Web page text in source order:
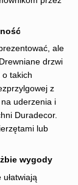
ale
drzwi
o takich
z
uderzenia i
Duradecor.
lub
wygody